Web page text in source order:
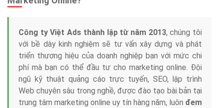
Công ty Việt Ads thành lập từ năm 2013, chúng tôi
với bề dày kinh nghiệm sẽ tư vấn xây dựng và phát
triển thương hiệu của doanh nghiệp bạn với mức chi
phí mà bạn có thể đầu tư cho marketing online. Đội
ngũ kỹ thuật quảng cáo trực tuyến, SEO, lập trình
Web chuyên sâu trong nghề, được đào tạo bài bản tại
trung tâm marketing online uy tín hàng năm, luôn đem